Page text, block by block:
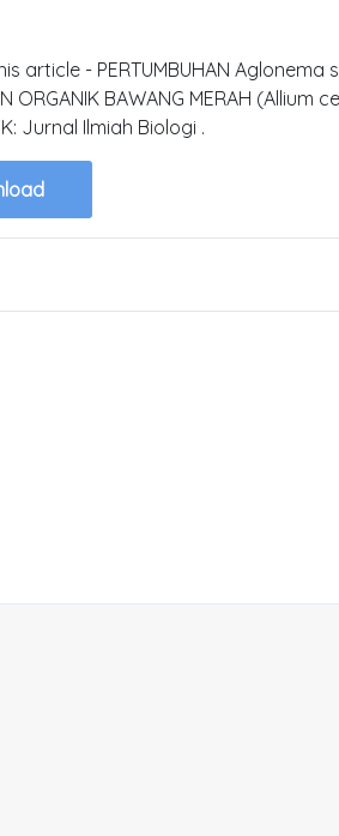
- PERTUMBUHAN Aglonema
ORGANIK BAWANG MERAH (Allium
Jurnal Ilmiah Biologi .